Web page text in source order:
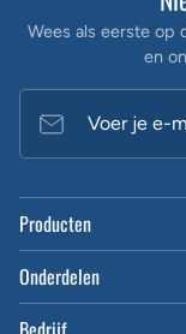
Wees als eerste op
en
Voer je e-
Producten
Onderdelen